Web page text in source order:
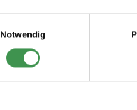
Notwendig
Spezialkleister
3,97 €